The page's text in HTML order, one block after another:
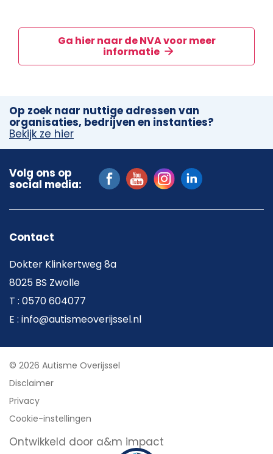
Ga hier naar de NVA voor meer
informatie
Op zoek naar nuttige adressen van
organisaties, bedrijven en instanties?
Bekijk ze hier
Volg ons op
social media:
Contact
Dokter Klinkertweg 8a
8025 BS Zwolle
T : 0570 604077
E : info@autismeoverijssel.nl
© 2026 Autisme Overijssel
Disclaimer
Privacy
Cookie-instellingen
Ontwikkeld door a&m impact